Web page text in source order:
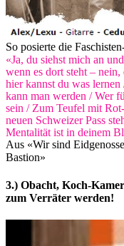
So posierte die
«Ja, du siehst mich an
wenn es dort steht –
hier kannst du was
kann man werden / Wer
sein / Zum Teufel mit
neuen Schweizer Pass
Mentalität ist in deinem
Aus «Wir sind
Bastion»
3.) Obacht, Koch-
zum Verräter werden!